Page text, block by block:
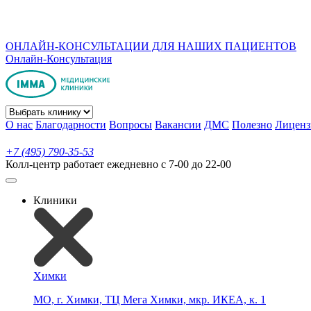
ОНЛАЙН-КОНСУЛЬТАЦИИ ДЛЯ НАШИХ ПАЦИЕНТОВ
Онлайн-Консультация
О нас Благодарности Вопросы Вакансии ДМС Полезно
+7 (495) 790-35-53
Колл-центр работает ежедневно с 7-00 до 22-00
Клиники
Химки
МО, г. Химки, ТЦ Мега Химки, мкр. ИКЕА, к. 1